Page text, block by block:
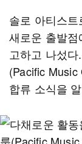
솔로 아티스
새로운 출발
고하고 나섰
(Pacific Music
합류 소식을